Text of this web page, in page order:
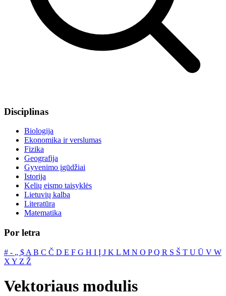
Disciplinas
Biologija
Ekonomika ir verslumas
Fizika
Geografija
Gyvenimo įgūdžiai
Istorija
Kelių eismo taisyklės
Lietuvių kalba
Literatūra
Matematika
Por letra
# ‐ „ $ A B C Č D E F G H I Į J K L M N O PQ R S Š T U Ū V W
X Y Z Ž
Vektoriaus modulis